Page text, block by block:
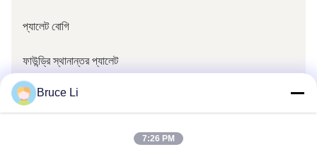
প্যালেট বোগি
ফাউন্ড্রি স্থানান্তর প্যালেট
ফাউন্ড্রি অংশ
Bruce Li
7:26 PM